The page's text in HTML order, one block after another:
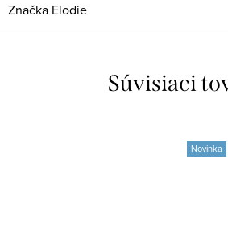
Značka Elodie
Súvisiaci
Novinka